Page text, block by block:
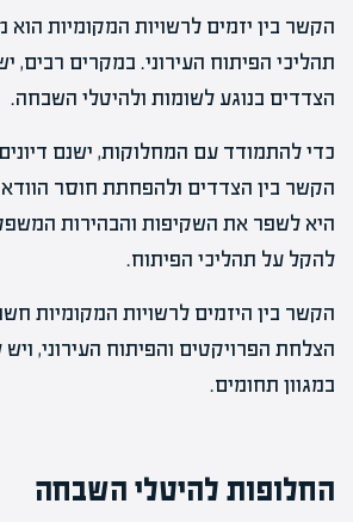
הקשר בין יזמים לרשויות המקומיות הוא
תהליכי הפיתוח העירוני. במקרים רבים,
הצדדים בנוגע לשומות ולהיטלי השבחה.
כדי להתמודד עם המחלוקות, ישנם
הקשר בין הצדדים ולהפחתת חוסר
היא לשפר את השקיפות והבהירות
להקל על תהליכי הפיתוח.
הקשר בין היזמים לרשויות המקומיות
הצלחת הפרויקטים והפיתוח העירוני, ויש
במגוון תחומים.
החלופות להיטלי השבחה